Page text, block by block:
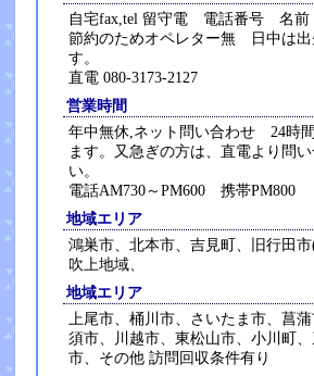
自宅fax,tel 留守電 電話番号 名
節約のためオペレター無 日中は出
す。
直電 080-3173-2127
営業時間
年中無休,ネット問い合わせ 24時
ます。又急ぎの方は、直電より問
い。
電話AM730～PM600 携帯PM800
地域エリア
鴻巣市、北本市、吉見町、旧行田市
吹上地域、
地域エリア
上尾市、桶川市、さいたま市、菖
須市、川越市、東松山市、小川町
市、その他 訪問回収条件有り